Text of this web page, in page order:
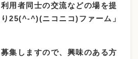
用者同士の交流などの場を提
25(^-^)(ニコニコ)ファーム」
集しますので、興味のある方